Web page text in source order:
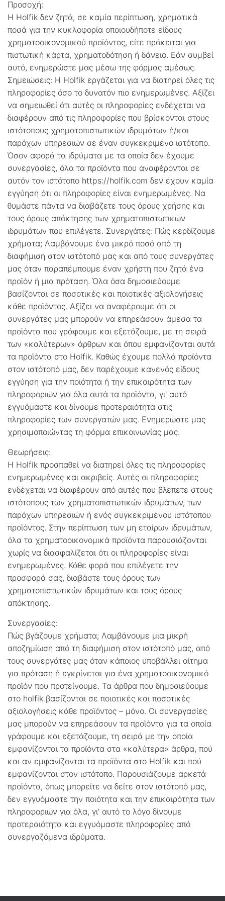
Προσοχή:
Η Holfik δεν ζητά, σε καμία περίπτωση, χρηματικά
ποσά για την κυκλοφορία οποιουδήποτε είδους
χρηματοοικονομικού προϊόντος, είτε πρόκειται για
πιστωτική κάρτα, χρηματοδότηση ή δάνειο. Εάν συμβεί
αυτό, ενημερώστε μας μέσω της φόρμας αμέσως.
Σημειώσεις: Η Holfik εργάζεται για να διατηρεί όλες τις
πληροφορίες όσο το δυνατόν πιο ενημερωμένες. Αξίζει
να σημειωθεί ότι αυτές οι πληροφορίες ενδέχεται να
διαφέρουν από τις πληροφορίες που βρίσκονται στους
ιστότοπους χρηματοπιστωτικών ιδρυμάτων ή/και
παρόχων υπηρεσιών σε έναν συγκεκριμένο ιστότοπο.
Όσον αφορά τα ιδρύματα με τα οποία δεν έχουμε
συνεργασίες, όλα τα προϊόντα που αναφέρονται σε
αυτόν τον ιστότοπο https://holfik.com δεν έχουν καμία
εγγύηση ότι οι πληροφορίες είναι ενημερωμένες. Να
θυμάστε πάντα να διαβάζετε τους όρους χρήσης και
τους όρους απόκτησης των χρηματοπιστωτικών
ιδρυμάτων που επιλέγετε. Συνεργάτες: Πώς κερδίζουμε
χρήματα; Λαμβάνουμε ένα μικρό ποσό από τη
διαφήμιση στον ιστότοπό μας και από τους συνεργάτες
μας όταν παραπέμπουμε έναν χρήστη που ζητά ένα
προϊόν ή μια πρόταση. Όλα όσα δημοσιεύουμε
βασίζονται σε ποσοτικές και ποιοτικές αξιολογήσεις
κάθε προϊόντος. Αξίζει να αναφέρουμε ότι οι
συνεργάτες μας μπορούν να επηρεάσουν άμεσα τα
προϊόντα που γράφουμε και εξετάζουμε, με τη σειρά
των «καλύτερων» άρθρων και όπου εμφανίζονται αυτά
τα προϊόντα στο Holfik. Καθώς έχουμε πολλά προϊόντα
στον ιστότοπό μας, δεν παρέχουμε κανενός είδους
εγγύηση για την ποιότητα ή την επικαιρότητα των
πληροφοριών για όλα αυτά τα προϊόντα, γι' αυτό
εγγυόμαστε και δίνουμε προτεραιότητα στις
πληροφορίες των συνεργατών μας. Ενημερώστε μας
χρησιμοποιώντας τη φόρμα επικοινωνίας μας.
Θεωρήσεις:
Η Holfik προσπαθεί να διατηρεί όλες τις πληροφορίες
ενημερωμένες και ακριβείς. Αυτές οι πληροφορίες
ενδέχεται να διαφέρουν από αυτές που βλέπετε στους
ιστότοπους των χρηματοπιστωτικών ιδρυμάτων, των
παρόχων υπηρεσιών ή ενός συγκεκριμένου ιστότοπου
προϊόντος. Στην περίπτωση των μη εταίρων ιδρυμάτων,
όλα τα χρηματοοικονομικά προϊόντα παρουσιάζονται
χωρίς να διασφαλίζεται ότι οι πληροφορίες είναι
ενημερωμένες. Κάθε φορά που επιλέγετε την
προσφορά σας, διαβάστε τους όρους των
χρηματοπιστωτικών ιδρυμάτων και τους όρους
απόκτησης.
Συνεργασίες:
Πώς βγάζουμε χρήματα; Λαμβάνουμε μια μικρή
αποζημίωση από τη διαφήμιση στον ιστότοπό μας, από
τους συνεργάτες μας όταν κάποιος υποβάλλει αίτημα
για πρόταση ή εγκρίνεται για ένα χρηματοοικονομικό
προϊόν που προτείνουμε. Τα άρθρα που δημοσιεύουμε
στο holfik βασίζονται σε ποιοτικές και ποσοτικές
αξιολογήσεις κάθε προϊόντος – μόνο. Οι συνεργασίες
μας μπορούν να επηρεάσουν τα προϊόντα για τα οποία
γράφουμε και εξετάζουμε, τη σειρά με την οποία
εμφανίζονται τα προϊόντα στα «καλύτερα» άρθρα, πού
και αν εμφανίζονται τα προϊόντα στο Holfik και πού
εμφανίζονται στον ιστότοπο. Παρουσιάζουμε αρκετά
προϊόντα, όπως μπορείτε να δείτε στον ιστότοπό μας,
δεν εγγυόμαστε την ποιότητα και την επικαιρότητα των
πληροφοριών για όλα, γι' αυτό το λόγο δίνουμε
προτεραιότητα και εγγυόμαστε πληροφορίες από
συνεργαζόμενα ιδρύματα.